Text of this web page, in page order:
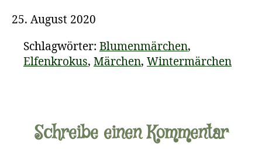
25. August 2020
Schlagwörter: Blumenmärchen,
Elfenkrokus, Märchen, Wintermärchen
Schreibe einen Kommentar